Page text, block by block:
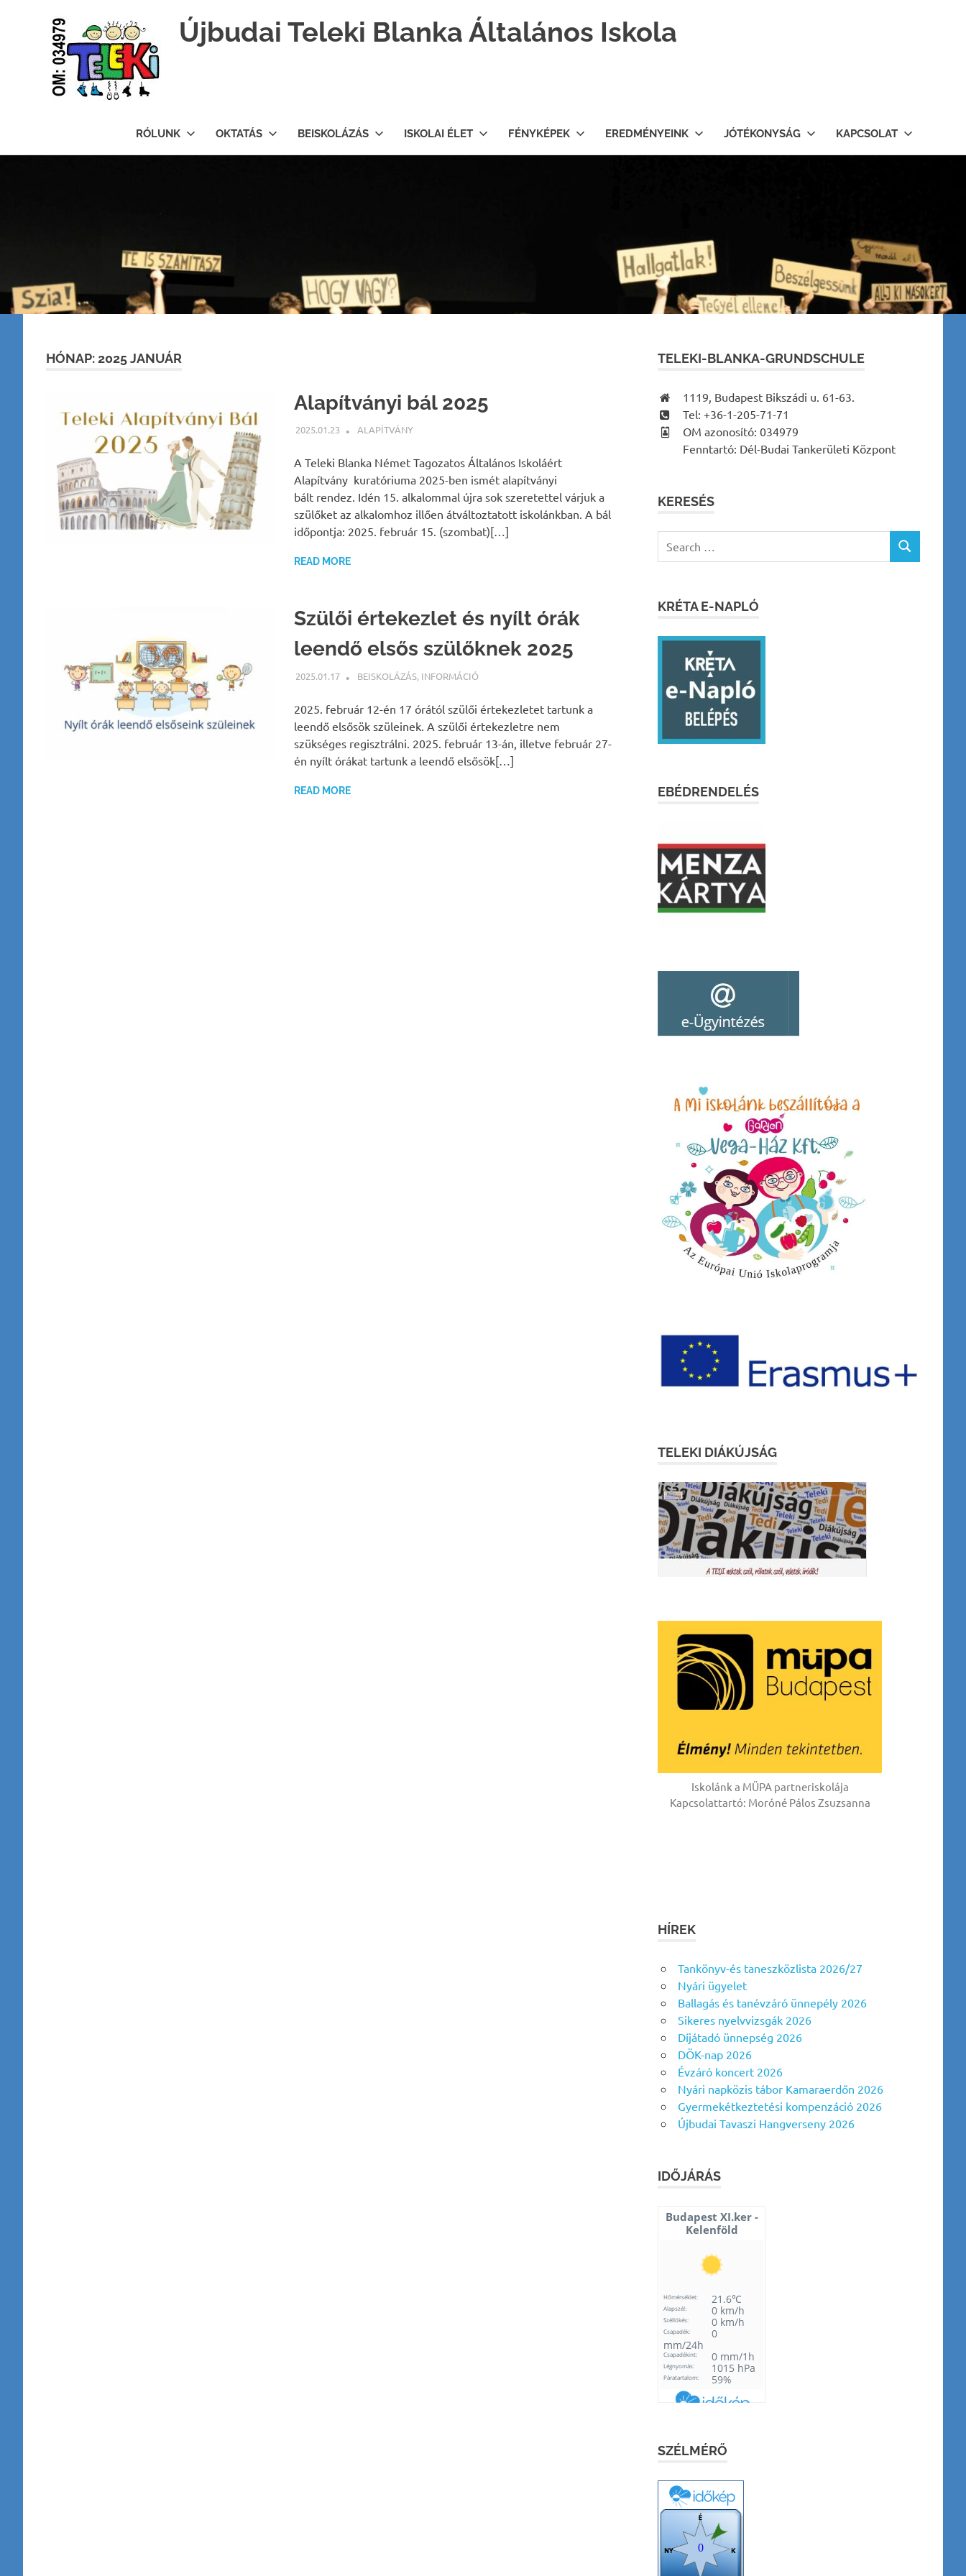
Újbudai Teleki Blanka Általános Iskola
RÓLUNK OKTATÁS BEISKOLÁZÁS ISKOLAI ÉLET FÉNYKÉPEK EREDMÉNYEINK JÓTÉKONYSÁG KAPCSOLAT
HÓNAP:2025 JANUÁR
Alapítványi bál 2025
2025.01.23 BÁRTFAI JUDIT
ALAPÍTVÁNY
A Teleki Blanka Német Tagozatos Általános Iskoláért
Alapítvány kuratóriuma 2025-ben ismét alapítványi
bált rendez. Idén 15. alkalommal újra sok szeretettel várjuk a
szülőket az alkalomhoz illően átváltoztatott iskolánkban. A bál
időpontja: 2025. február 15. (szombat)[…]
READ MORE
Szülői értekezlet és nyílt órák
leendő elsős szülőknek 2025
2025.01.17 BÁRTFAI JUDIT
BEISKOLÁZÁS, INFORMÁCIÓ
2025. február 12-én 17 órától szülői értekezletet tartunk a
leendő elsősök szüleinek. A szülői értekezletre nem
szükséges regisztrálni. 2025. február 13-án, illetve február 27-
én nyílt órákat tartunk a leendő elsősök[…]
READ MORE
TELEKI-BLANKA-GRUNDSCHULE
1119, Budapest Bikszádi u. 61-63.
Tel: +36-1-205-71-71
OM azonosító: 034979
Fenntartó: Dél-Budai Tankerületi Központ
KERESÉS
for:
SEARCH
KRÉTA E-NAPLÓ
EBÉDRENDELÉS
TELEKI DIÁKÚJSÁG
Iskolánk a MÜPA partneriskolája
Kapcsolattartó: Moróné Pálos Zsuzsanna
HÍREK
Tankönyv-és taneszközlista 2026/27
Nyári ügyelet
Ballagás és tanévzáró ünnepély 2026
Sikeres nyelvvizsgák 2026
Díjátadó ünnepség 2026
DÖK-nap 2026
Évzáró koncert 2026
Nyári napközis tábor Kamaraerdőn 2026
Gyermekétkeztetési kompenzáció 2026
Újbudai Tavaszi Hangverseny 2026
IDŐJÁRÁS
SZÉLMÉRŐ